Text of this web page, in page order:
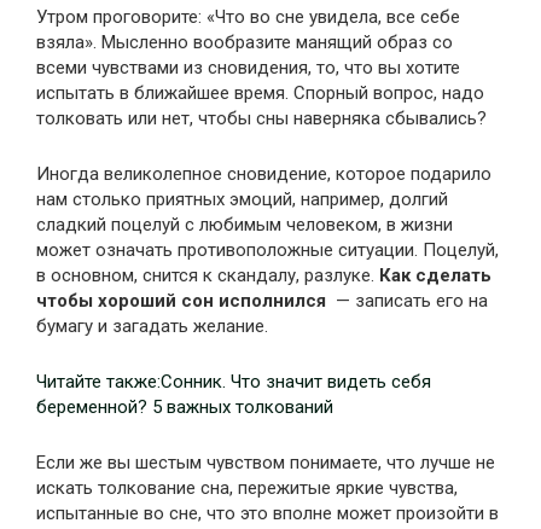
Утром проговорите: «Что во сне увидела, все себе
взяла». Мысленно вообразите манящий образ со
всеми чувствами из сновидения, то, что вы хотите
испытать в ближайшее время. Спорный вопрос, надо
толковать или нет, чтобы сны наверняка сбывались?
Иногда великолепное сновидение, которое подарило
нам столько приятных эмоций, например, долгий
сладкий поцелуй с любимым человеком, в жизни
может означать противоположные ситуации. Поцелуй,
в основном, снится к скандалу, разлуке. Как сделать
чтобы хороший сон исполнился — записать его на
бумагу и загадать желание.
Читайте также:Сонник. Что значит видеть себя
беременной? 5 важных толкований
Если же вы шестым чувством понимаете, что лучше не
искать толкование сна, пережитые яркие чувства,
испытанные во сне, что это вполне может произойти в